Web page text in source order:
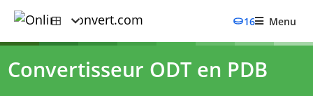
16 Menu
Convertisseur ODT en PDB